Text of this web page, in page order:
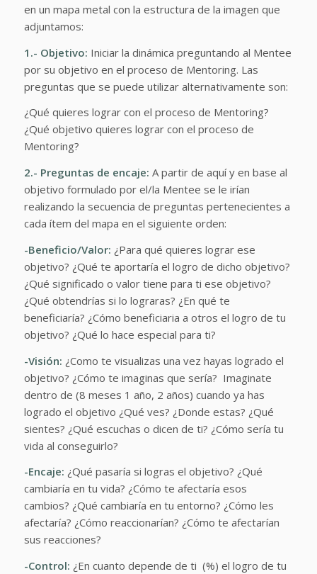
en un mapa metal con la estructura de la imagen que
adjuntamos:
1.- Objetivo: Iniciar la dinámica preguntando al Mentee
por su objetivo en el proceso de Mentoring. Las
preguntas que se puede utilizar alternativamente son:
¿Qué quieres lograr con el proceso de Mentoring?
¿Qué objetivo quieres lograr con el proceso de
Mentoring?
2.- Preguntas de encaje: A partir de aquí y en base al
objetivo formulado por el/la Mentee se le irían
realizando la secuencia de preguntas pertenecientes a
cada ítem del mapa en el siguiente orden:
-Beneficio/Valor: ¿Para qué quieres lograr ese
objetivo? ¿Qué te aportaría el logro de dicho objetivo?
¿Qué significado o valor tiene para ti ese objetivo?
¿Qué obtendrías si lo lograras? ¿En qué te
beneficiaría? ¿Cómo beneficiaria a otros el logro de tu
objetivo? ¿Qué lo hace especial para ti?
-Visión: ¿Como te visualizas una vez hayas logrado el
objetivo? ¿Cómo te imaginas que sería? Imaginate
dentro de (8 meses 1 año, 2 años) cuando ya has
logrado el objetivo ¿Qué ves? ¿Donde estas? ¿Qué
sientes? ¿Qué escuchas o dicen de ti? ¿Cómo sería tu
vida al conseguirlo?
-Encaje: ¿Qué pasaría si logras el objetivo? ¿Qué
cambiaría en tu vida? ¿Cómo te afectaría esos
cambios? ¿Qué cambiaría en tu entorno? ¿Cómo les
afectaría? ¿Cómo reaccionarían? ¿Cómo te afectarían
sus reacciones?
-Control: ¿En cuanto depende de ti (%) el logro de tu